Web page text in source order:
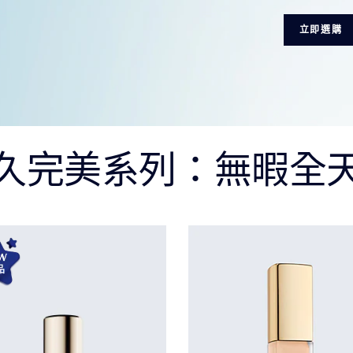
立即選購
完美系列：無暇全